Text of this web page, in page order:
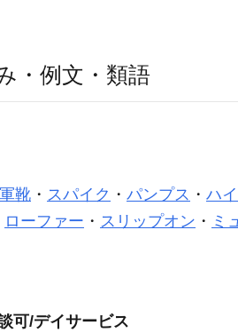
・例文・類語
軍靴 ・ スパイク ・ パンプス ・ ハ
ローファー ・ スリップオン ・ ミ
可/デイサービス